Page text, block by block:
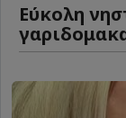
Eύκολη